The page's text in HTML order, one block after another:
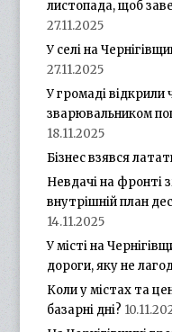
листопада, щоб
27.11.2025
У селі на
27.11.2025
У громаді
зварювальником
18.11.2025
Бізнес взявся
Невдачі на фронті
внутрішній план
14.11.2025
У місті на
дороги, яку не
Коли у містах та
базарні дні?